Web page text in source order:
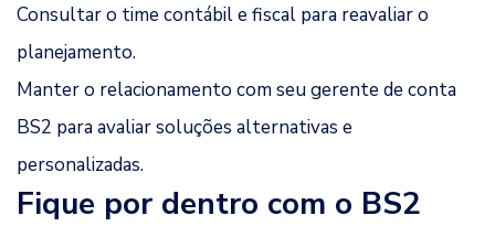
Consultar o time contábil e fiscal para reavaliar o
planejamento.
Manter o relacionamento com seu gerente de conta
BS2 para avaliar soluções alternativas e
personalizadas.
Fique por dentro com o BS2